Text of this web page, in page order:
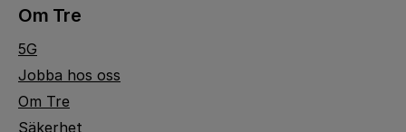
Om Tre
5G
Jobba hos oss
Om Tre
Säkerhet